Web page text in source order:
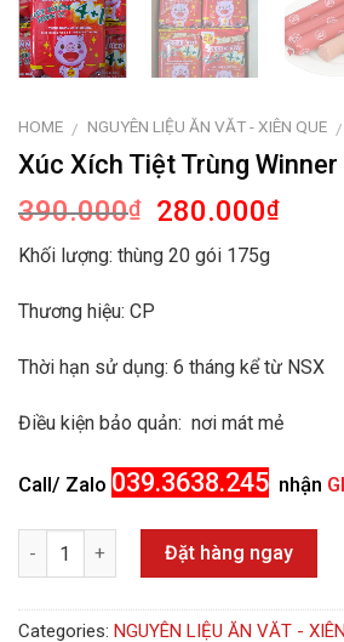
HOME / NGUYÊN LIỆU ĂN VĂT - XIÊN QUE /
Xúc Xích Tiệt Trùng Winner
390.000₫ 280.000₫
Khối lượng: thùng 20 gói 175g
Thương hiệu: CP
Thời hạn sử dụng: 6 tháng kể từ NSX
Điều kiện bảo quản: nơi mát mẻ
Call/ Zalo 039.3638.245 nhận
Quantity Đặt hàng ngay
Categories: NGUYÊN LIỆU ĂN VĂT -